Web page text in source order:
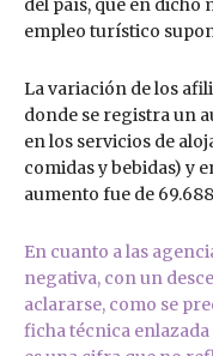
empleo turístico
La variación de los
donde se registra un
en los servicios de
comidas y bebidas) y
aumento fue de
En cuanto a las
negativa, con un
aclararse, como se
ficha técnica enlazada